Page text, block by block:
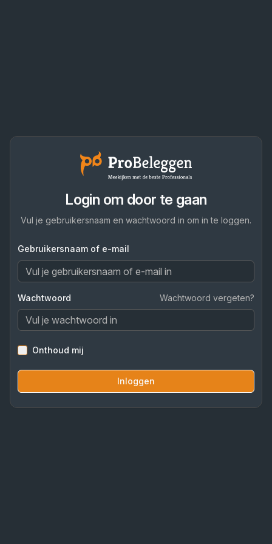
Login om door te gaan
Vul je gebruikersnaam en wachtwoord in om in te loggen.
Gebruikersnaam of e-mail
Wachtwoord Wachtwoord vergeten?
Onthoud mij
Inloggen